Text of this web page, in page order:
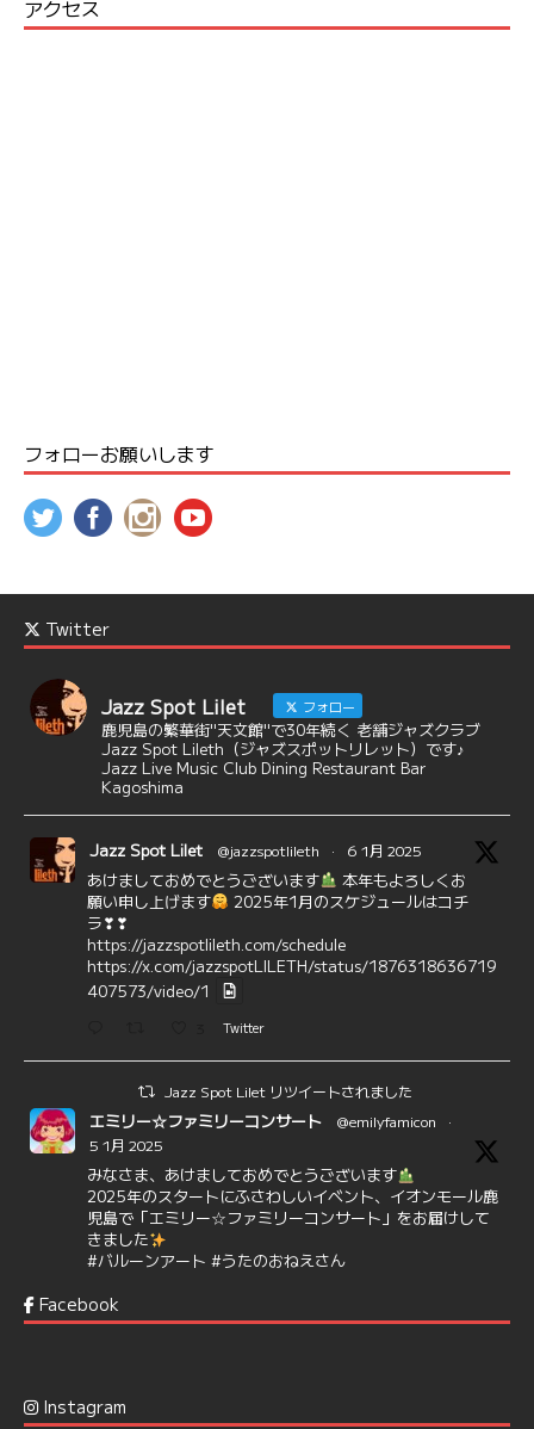
アクセス
フォローお願いします
Twitter
Jazz Spot Lilet フォロー
鹿児島の繁華街"天文館"で30年続く 老舗ジャズクラブ
Jazz Spot Lileth（ジャズスポットリレット）です♪
Jazz Live Music Club Dining Restaurant Bar
Kagoshima
Jazz Spot Lilet @jazzspotlileth · 6 1月 2025
あけましておめでとうございます
本年もよろしくお
願い申し上げます
2025年1月のスケジュールはコチ
ラ❣❣
https://jazzspotlileth.com/schedule
https://x.com/jazzspotLILETH/status/1876318636719
407573/video/1
Twitter
Jazz Spot Lilet リツイートされました
エミリー☆ファミリーコンサート @emilyfamicon
·
5 1月 2025
みなさま、あけましておめでとうございます
2025年のスタートにふさわしいイベント、イオンモール鹿
児島で「エミリー☆ファミリーコンサート」をお届けして
きました
#バルーンアート #うたのおねえさん
6 7
@delightful_gang
Facebook
Instagram